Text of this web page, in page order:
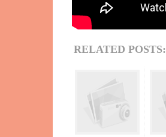
RELATED POSTS: